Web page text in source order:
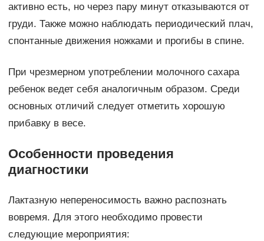
активно есть, но через пару минут отказываются от
груди. Также можно наблюдать периодический плач,
спонтанные движения ножками и прогибы в спине.
При чрезмерном употреблении молочного сахара
ребенок ведет себя аналогичным образом. Среди
основных отличий следует отметить хорошую
прибавку в весе.
Особенности проведения
диагностики
Лактазную непереносимость важно распознать
вовремя. Для этого необходимо провести
следующие мероприятия: